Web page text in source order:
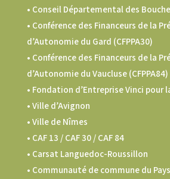
• Conseil Départemental des
• Conférence des Financeurs de la
d’Autonomie du Gard (CFPPA30)
• Conférence des Financeurs de la
d’Autonomie du Vaucluse (CFPPA84)
• Fondation d’Entreprise Vinci pour
• Ville d’Avignon
• Ville de Nîmes
• CAF 13 / CAF 30 / CAF 84
• Carsat Languedoc-Roussillon
• Communauté de commune du